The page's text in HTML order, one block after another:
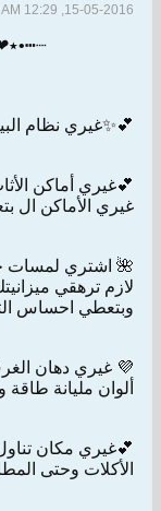
15-05-2016, 12:29 AM
💕✨غيري نظام
💕غيري أماكن
غيري الأماكن ال
🌺 اشتري لمسات
لازم ترهقي
وبتعطي احساس
💜 غيري دهان
ألوان مليانة
💕غيري مكان
الأكلات وحتى